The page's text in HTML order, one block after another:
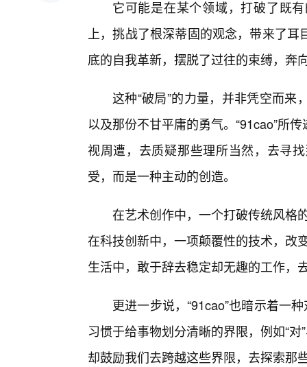
它可能是在某个领域，打破了既
上，挑战了根深蒂固的观念，带来了
底的自我革新，摆脱了过往的束缚，奔
这种“破局”的力量，并非凭空而
以及那份不甘平庸的勇气。“91cao”所
视周遭，去质疑那些理所当然，去寻
受，而是一种主动的创造。
在艺术创作中，一个打破传统风格
在科技创新中，一项颠覆性的技术，改
生活中，敢于辞去稳定却无趣的工作，
更进一步说，“91cao”也暗示着一
习惯于给事物划分清晰的界限，例如“对”
却鼓励我们去跨越这些界限，去探索那